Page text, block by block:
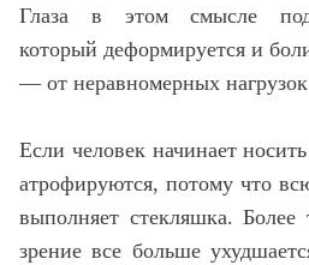
Глаза в этом смысле
который деформируется и
— от неравномерных нагрузок
Если человек начинает
атрофируются, потому что
выполняет стекляшка.
зрение все больше